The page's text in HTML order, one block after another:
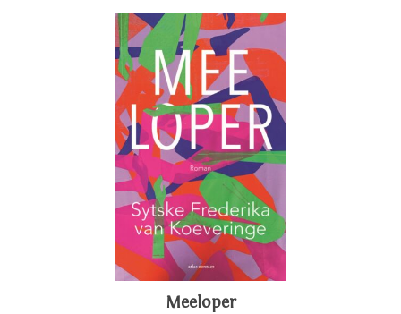
Meeloper